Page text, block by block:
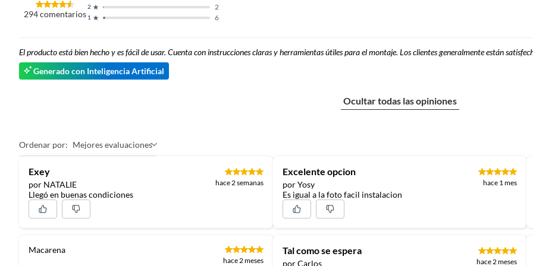
Manual de Armado
294comentarios 1 6
2 2
El producto está bien hecho y es fácil de usar. Cuenta con instrucciones claras y herramientas útiles para el montaje. Los clientes generalmente están
Generado con Inteligencia Artificial
Ocultar todas las opiniones
Ordenar por: Mejores evaluaciones
Exey
por NATALIE hace 2 semanas
Llegó en buenas condiciones
Macarena
hace 2 meses
Excelente opcion
por Yosy hace 1 mes
Es igual a la foto facil instalacion
Tal como se espera
por Carlos hace 2 meses